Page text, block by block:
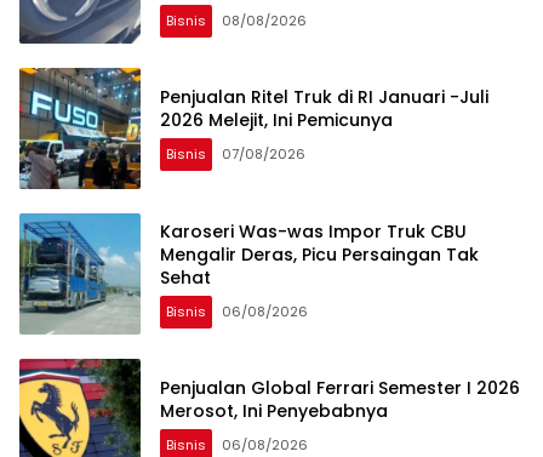
Bisnis 08/08/2026
Penjualan Ritel Truk di RI Januari -Juli
2026 Melejit, Ini Pemicunya
Bisnis 07/08/2026
Karoseri Was-was Impor Truk CBU
Mengalir Deras, Picu Persaingan Tak
Sehat
Bisnis 06/08/2026
Penjualan Global Ferrari Semester I 2026
Merosot, Ini Penyebabnya
Bisnis 06/08/2026